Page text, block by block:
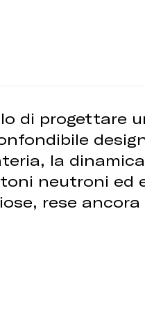
di progettare
la
neutroni
rese ancora